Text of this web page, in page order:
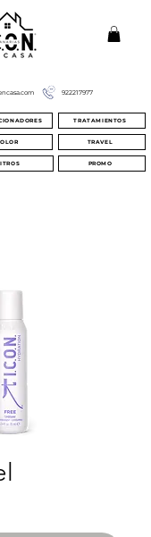
922217977
TRATAMIENTOS
TRAVEL
PROMO